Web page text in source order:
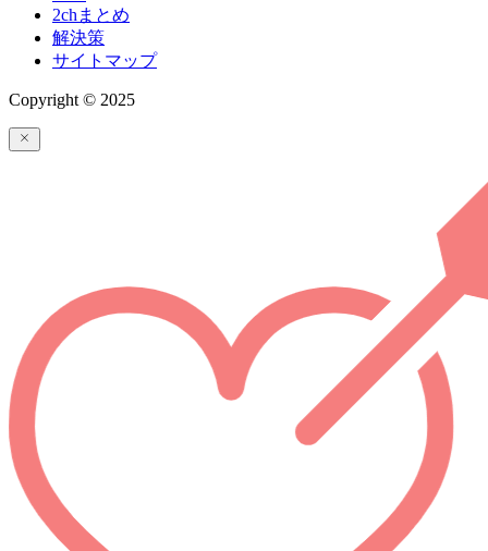
2chまとめ
解決策
サイトマップ
Copyright © 2025